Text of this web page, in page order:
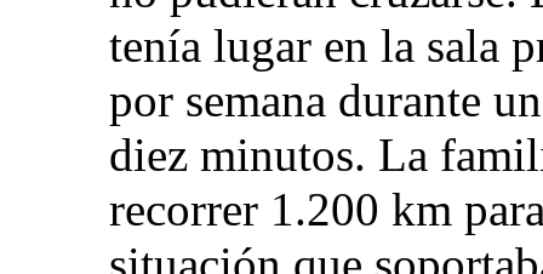
tenía lugar en la sala
por semana durante
diez minutos. La
recorrer 1.200 km